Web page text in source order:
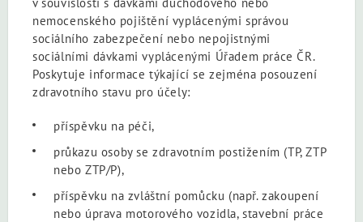
nemocenského pojištění vyplácenými správou
sociálního zabezpečení nebo nepojistnými
sociálními dávkami vyplácenými Úřadem práce ČR.
Poskytuje informace týkající se zejména posouzení
zdravotního stavu pro účely:
příspěvku na péči,
průkazu osoby se zdravotním postižením (TP, ZTP
nebo ZTP/P),
příspěvku na zvláštní pomůcku (např. zakoupení
nebo úprava motorového vozidla, stavební práce